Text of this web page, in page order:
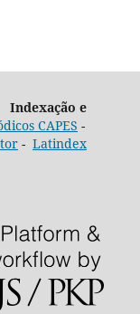
Indexação e
CAPES -
- Latindex